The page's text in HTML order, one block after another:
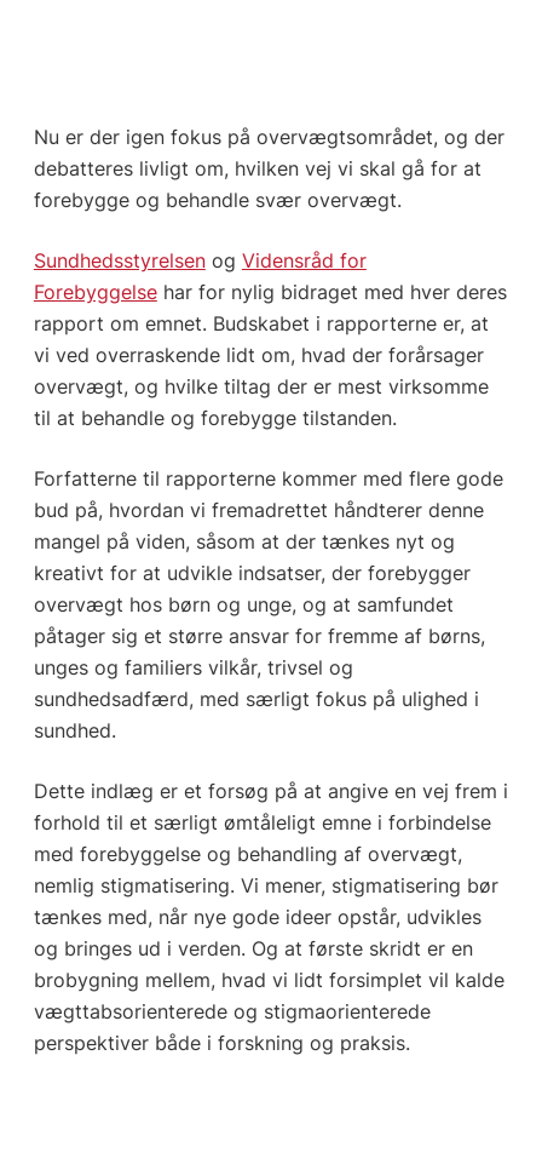
Nu er der igen fokus på overvægtsområdet, og der
debatteres livligt om, hvilken vej vi skal gå for at
forebygge og behandle svær overvægt.
Sundhedsstyrelsen og Vidensråd for
Forebyggelse har for nylig bidraget med hver deres
rapport om emnet. Budskabet i rapporterne er, at
vi ved overraskende lidt om, hvad der forårsager
overvægt, og hvilke tiltag der er mest virksomme
til at behandle og forebygge tilstanden.
Forfatterne til rapporterne kommer med flere gode
bud på, hvordan vi fremadrettet håndterer denne
mangel på viden, såsom at der tænkes nyt og
kreativt for at udvikle indsatser, der forebygger
overvægt hos børn og unge, og at samfundet
påtager sig et større ansvar for fremme af børns,
unges og familiers vilkår, trivsel og
sundhedsadfærd, med særligt fokus på ulighed i
sundhed.
Dette indlæg er et forsøg på at angive en vej frem i
forhold til et særligt ømtåleligt emne i forbindelse
med forebyggelse og behandling af overvægt,
nemlig stigmatisering. Vi mener, stigmatisering bør
tænkes med, når nye gode ideer opstår, udvikles
og bringes ud i verden. Og at første skridt er en
brobygning mellem, hvad vi lidt forsimplet vil kalde
vægttabsorienterede og stigmaorienterede
perspektiver både i forskning og praksis.